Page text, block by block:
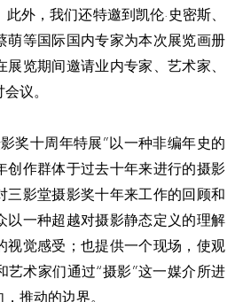
外，我们还特邀到凯伦·史密斯、
萌等国际国内专家为本次展览画册
览期间邀请业内专家、艺术家、
议。
奖十周年特展”以一种非编年史的
创作群体于过去十年来进行的摄影
三影堂摄影奖十年来工作的回顾和
以一种超越对摄影静态定义的理解
视觉感受；也提供一个现场，使观
艺术家们通过“摄影”这一媒介所进
推动的边界。